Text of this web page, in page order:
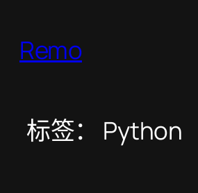
Remo
标签： Python